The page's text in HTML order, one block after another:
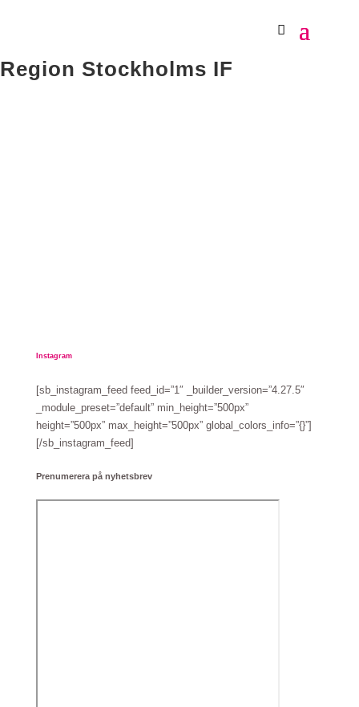
Region Stockholms IF
Instagram
[sb_instagram_feed feed_id=”1″ _builder_version=”4.27.5″
_module_preset=”default” min_height=”500px”
height=”500px” max_height=”500px” global_colors_info=”{}”]
[/sb_instagram_feed]
Prenumerera på nyhetsbrev